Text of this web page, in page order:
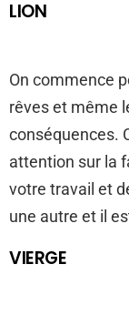
LION
On commence
rêves et même
conséquences.
attention sur la
votre travail et
une autre et il
VIERGE